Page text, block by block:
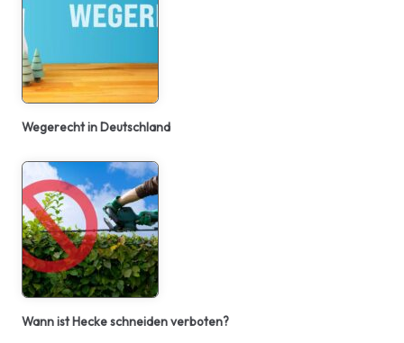
Wegerecht in Deutschland
Wann ist Hecke schneiden verboten?